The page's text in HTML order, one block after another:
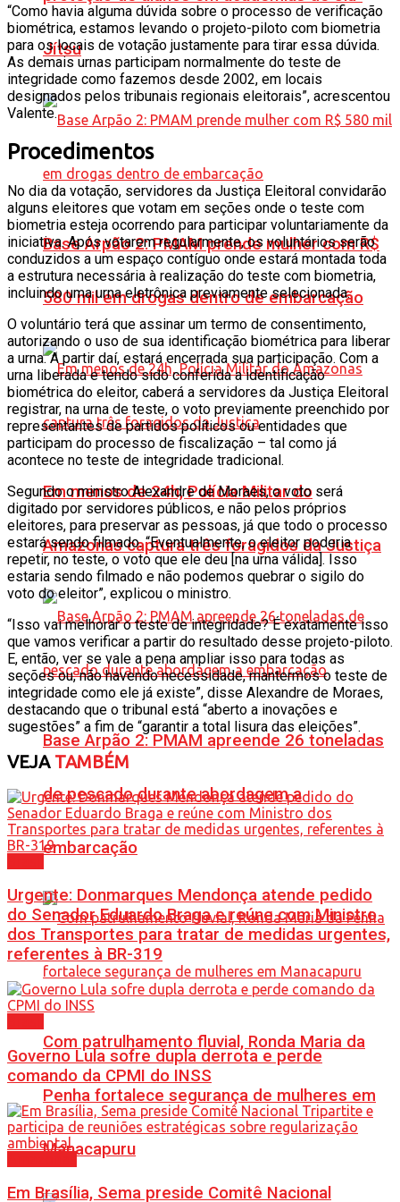
Jítsu
Base Arpão 2: PMAM prende mulher com R$
580 mil em drogas dentro de embarcação
Em menos de 24h, Polícia Militar do
Amazonas captura três foragidos da Justiça
Base Arpão 2: PMAM apreende 26 toneladas
de pescado durante abordagem a
embarcação
Com patrulhamento fluvial, Ronda Maria da
Penha fortalece segurança de mulheres em
Manacapuru
“Como havia alguma dúvida sobre o processo de verificação
biométrica, estamos levando o projeto-piloto com biometria
para os locais de votação justamente para tirar essa dúvida.
As demais urnas participam normalmente do teste de
integridade como fazemos desde 2002, em locais
designados pelos tribunais regionais eleitorais”, acrescentou
Valente.
Procedimentos
No dia da votação, servidores da Justiça Eleitoral convidarão
alguns eleitores que votam em seções onde o teste com
biometria esteja ocorrendo para participar voluntariamente da
iniciativa. Após votarem regularmente, os voluntários serão
conduzidos a um espaço contíguo onde estará montada toda
a estrutura necessária à realização do teste com biometria,
incluindo uma urna eletrônica previamente selecionada.
O voluntário terá que assinar um termo de consentimento,
autorizando o uso de sua identificação biométrica para liberar
a urna. A partir daí, estará encerrada sua participação. Com a
urna liberada e tendo sido conferida a identificação
biométrica do eleitor, caberá a servidores da Justiça Eleitoral
registrar, na urna de teste, o voto previamente preenchido por
representantes de partidos políticos ou entidades que
participam do processo de fiscalização – tal como já
acontece no teste de integridade tradicional.
Segundo o ministro Alexandre de Moraes, o voto será
digitado por servidores públicos, e não pelos próprios
eleitores, para preservar as pessoas, já que todo o processo
estará sendo filmado. “Eventualmente, o eleitor poderia
repetir, no teste, o voto que ele deu [na urna válida]. Isso
estaria sendo filmado e não podemos quebrar o sigilo do
voto do eleitor”, explicou o ministro.
“Isso vai melhorar o teste de integridade? É exatamente isso
que vamos verificar a partir do resultado desse projeto-piloto.
E, então, ver se vale a pena ampliar isso para todas as
seções ou, não havendo necessidade, mantermos o teste de
integridade como ele já existe”, disse Alexandre de Moraes,
destacando que o tribunal está “aberto a inovações e
sugestões” a fim de “garantir a total lisura das eleições”.
VEJATAMBÉM
Urgente: Donmarques Mendonça atende pedido
do Senador Eduardo Braga e reúne com Ministro
dos Transportes para tratar de medidas urgentes,
referentes à BR-319
Governo Lula sofre dupla derrota e perde
comando da CPMI do INSS
Em Brasília, Sema preside Comitê Nacional